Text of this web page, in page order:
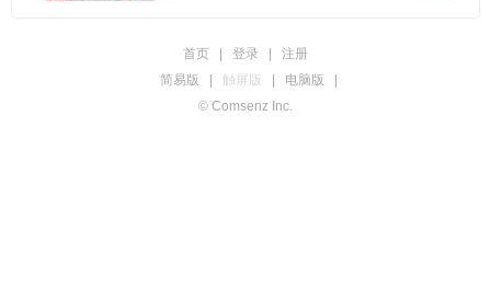
首页 登录
注册
简易版
触屏版 电脑版
© Comsenz Inc.